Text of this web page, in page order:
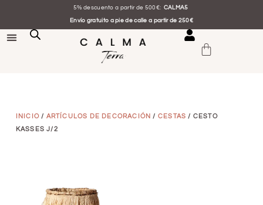
5% descuento a partir de 500€: CALMA5
Envío gratuito a pie de calle a partir de 250€
INICIO / ARTÍCULOS DE DECORACIÓN / CESTAS / CESTO
KASSES J/2